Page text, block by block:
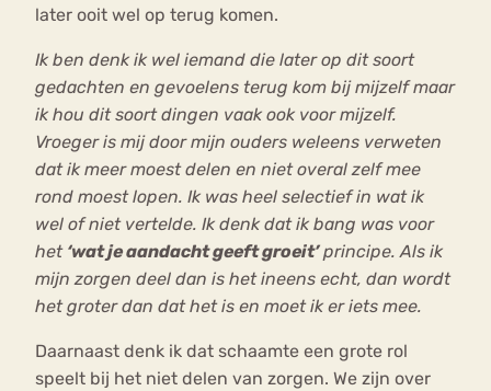
later ooit wel op terug komen.
Ik ben denk ik wel iemand die later op dit soort
gedachten en gevoelens terug kom bij mijzelf maar
ik hou dit soort dingen vaak ook voor mijzelf.
Vroeger is mij door mijn ouders weleens verweten
dat ik meer moest delen en niet overal zelf mee
rond moest lopen. Ik was heel selectief in wat ik
wel of niet vertelde. Ik denk dat ik bang was voor
het ‘wat je aandacht geeft groeit’principe. Als ik
mijn zorgen deel dan is het ineens echt, dan wordt
het groter dan dat het is en moet ik er iets mee.
Daarnaast denk ik dat schaamte een grote rol
speelt bij het niet delen van zorgen. We zijn over